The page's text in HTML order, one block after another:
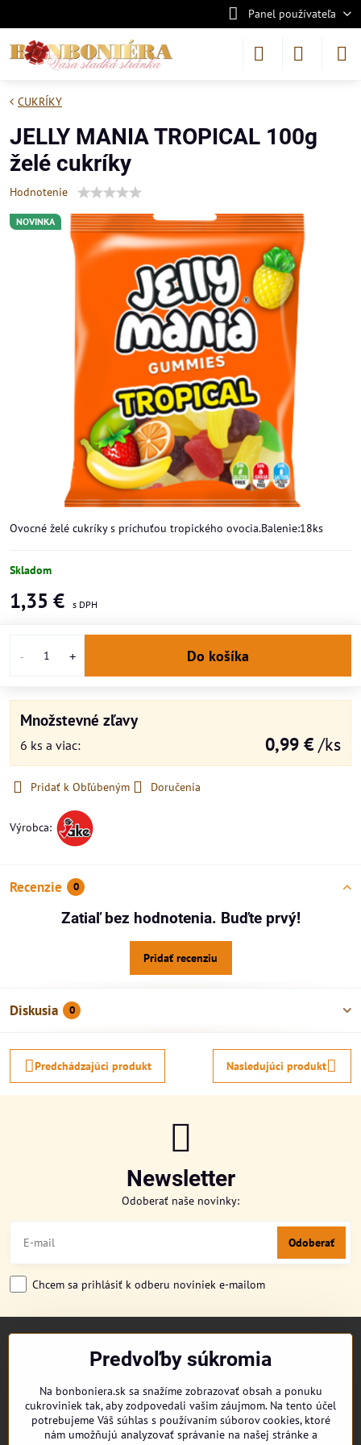
Panel používateľa
NOVINKA
CUKRÍKY
JELLY MANIA TROPICAL 100g
želé cukríky
Hodnotenie
Ovocné želé cukríky s príchuťou tropického ovocia.Balenie:18ks
Skladom
1,35 €
Do košíka
Množstevné zľavy
6 ks a viac: 0,99 € /ks
Pridať k Obľúbeným Doručenia
Výrobca:
Recenzie 0
Zatiaľ bez hodnotenia. Buďte prvý!
Pridať recenziu
Diskusia 0
Predchádzajúci produkt Nasledujúci produkt
Newsletter
Odoberať naše novinky:
Odoberať
Chcem sa prihlásiť k odberu noviniek e-mailom
DORUČENIE OBJEDNÁVKY
REKLAMAČNÉ PODMIENKY
OBCHODNÉ PODMIENKY
Predvoľby súkromia
Na bonboniera.sk sa snažíme zobrazovať obsah a ponuku
cukroviniek tak, aby zodpovedali vašim záujmom. Na tento účel
potrebujeme Váš súhlas s používaním súborov cookies, ktoré
nám umožňujú analyzovať správanie na našej stránke a